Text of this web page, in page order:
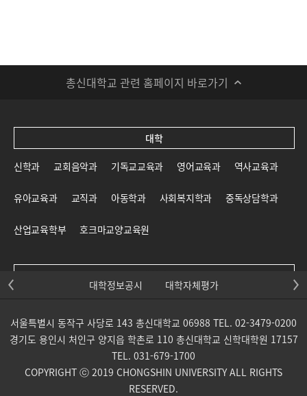
총신대학교 관련 홈페이지 바로가기
대학
신학과 교회음악과 기독교교육과 영어교육과 역사교육과
유아교육과 교직과 아동학과 사회복지학과 중독상담학과
산업교육학부 호크마교양교육원
목회신학전문대학원 사회복지대학원 상담대학원
교회음악대학원 통일개발대학원 산업교육학부 대학원
대학정보공시 대학자체평가
서울특별시 동작구 사당로 143 총신대학교 06988 TEL. 02-3479-0200
경기도 용인시 처인구 양지읍 학촌로 110 총신대학교 신학대학원 17157
TEL. 031-679-1700
COPYRIGHT ⓒ 2019 CHONGSHIN UNIVERSITY ALL RIGHTS
RESERVED.